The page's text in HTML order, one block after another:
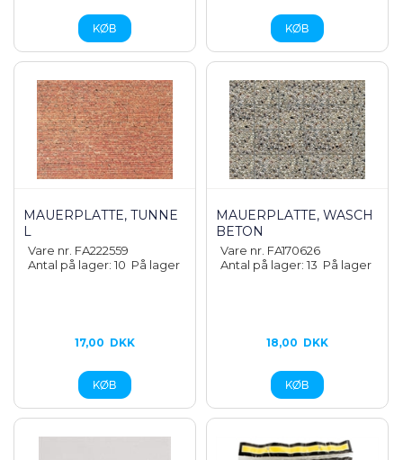
MAUERPLATTE, TUNNE
L
Vare nr. FA222559
Antal på lager: 10 På lager
17,00 DKK
MAUERPLATTE, WASCH
BETON
Vare nr. FA170626
Antal på lager: 13 På lager
18,00 DKK